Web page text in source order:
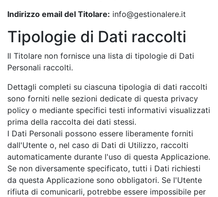
Indirizzo email del Titolare: info@gestionalere.it
Tipologie di Dati raccolti
Il Titolare non fornisce una lista di tipologie di Dati
Personali raccolti.
Dettagli completi su ciascuna tipologia di dati raccolti
sono forniti nelle sezioni dedicate di questa privacy
policy o mediante specifici testi informativi visualizzati
prima della raccolta dei dati stessi.
I Dati Personali possono essere liberamente forniti
dall'Utente o, nel caso di Dati di Utilizzo, raccolti
automaticamente durante l'uso di questa Applicazione.
Se non diversamente specificato, tutti i Dati richiesti
da questa Applicazione sono obbligatori. Se l'Utente
rifiuta di comunicarli, potrebbe essere impossibile per